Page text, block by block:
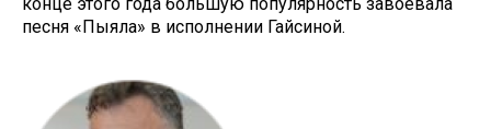
песня «Пыяла» в исполнении Гайсиной.